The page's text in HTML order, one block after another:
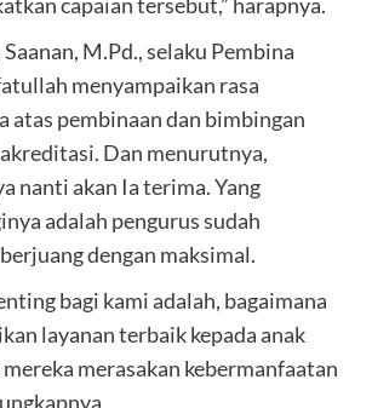
M.Pd., selaku Pembina
menyampaikan rasa
atas pembinaan dan bimbingan
Dan menurutnya,
nanti akan Ia terima. Yang
adalah pengurus sudah
dengan maksimal.
bagi kami adalah, bagaimana
layanan terbaik kepada anak
mereka merasakan kebermanfaatan